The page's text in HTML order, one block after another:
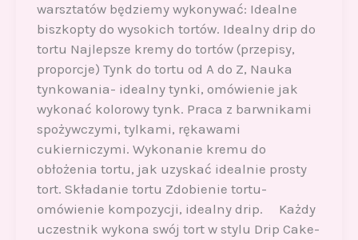
warsztatów będziemy wykonywać: Idealne
biszkopty do wysokich tortów. Idealny drip do
tortu Najlepsze kremy do tortów (przepisy,
proporcje) Tynk do tortu od A do Z, Nauka
tynkowania- idealny tynki, omówienie jak
wykonać kolorowy tynk. Praca z barwnikami
spożywczymi, tylkami, rękawami
cukierniczymi. Wykonanie kremu do
obłożenia tortu, jak uzyskać idealnie prosty
tort. Składanie tortu Zdobienie tortu-
omówienie kompozycji, idealny drip. Każdy
uczestnik wykona swój tort w stylu Drip Cake-